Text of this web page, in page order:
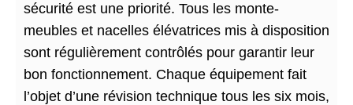
sécurité est une priorité. Tous les monte-
meubles et nacelles élévatrices mis à disposition
sont régulièrement contrôlés pour garantir leur
bon fonctionnement. Chaque équipement fait
l’objet d’une révision technique tous les six mois,